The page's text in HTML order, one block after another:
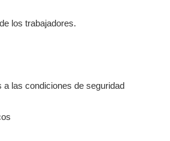
los trabajadores.
a las condiciones de seguridad